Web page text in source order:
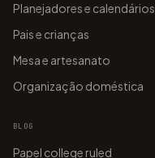
Planejadores e calendários
Pais e crianças
Mesa e artesanato
Organização doméstica
BLOG
Papel college ruled